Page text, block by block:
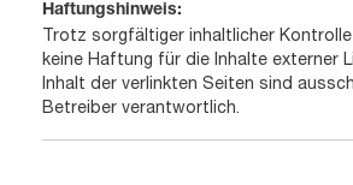
Haftungshinweis:
Trotz sorgfältiger inhaltlicher
keine Haftung für die Inhalte externer
Inhalt der verlinkten Seiten sind
Betreiber verantwortlich.